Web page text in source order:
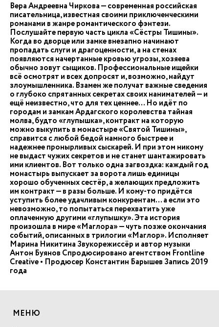
Вера Андреевна Чиркова — современная российская
писательница, известная своими приключенческими
романами в жанре романтического фэнтези.
Послушайте первую часть цикла «Сёстры Тишины».
Когда во дворце или замке внезапно начинают
пропадать слуги и драгоценности, а на стенах
появляются начертанные кровью угрозы, хозяева
обычно зовут сыщиков. Профессиональные ищейки
всё осмотрят и всех допросят и, возможно, найдут
злоумышленника. Взамен же получат важные сведения
о глубоко спрятанных секретах своих нанимателей — и
ещё неизвестно, что для тех ценнее… Но идёт по
городам и замкам Ардагского королевства тайная
молва, будто «глупышка», контракт на которую
можно выкупить в монастыре «Святой Тишины»,
справится с любой бедой намного быстрее и
надежнее пронырливых сыскарей. И при этом никому
не выдаст чужих секретов и не станет шантажировать
ими клиентов. Вот только одна загвоздка: каждый год
монастырь выпускает за ворота лишь единицы
хорошо обученных сестёр, а желающих предложить
им контракт — в разы больше. И кому-то придётся
уступить более удачливым конкурентам… а если это
невозможно, то попытаться перехватить уже
оплаченную другими «глупышку». Эта история
произошла в мире «Маглора» — чуть позже окончания
событий, описанных в трилогии «Маглор». Исполняет
Марина Никитина Звукорежиссёр и автор музыки
Антон Буянов Спродюсировано агентством Frontline
Creative • Продюсер Константин Барышев Запись 2019
года
МЕНЮ